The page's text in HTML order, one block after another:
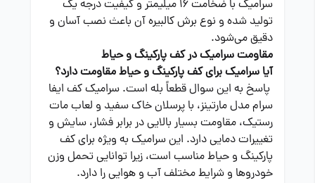
سرامیک با ضخامت 16 میلیمتر و کیفیت درجه یک
تولید شده و نوع برش کالبیره آن باعث نصب آسان و
دقیق می‌شود.
مقاومت سرامیک در کف پارکینگ و حیاط
آیا سرامیک برای کف پارکینگ و حیاط مقاومت دارد؟
پاسخ به این سوال قطعاً بله است. سرامیک کف ایفا
سرام مدل مارتینز، با پرسلان خاک سفید و لعاب مات
رستیک، مقاومت بسیار بالایی در برابر فشار، سایش و
تغییرات دمایی دارد. این سرامیک به ویژه برای کف
پارکینگ و حیاط مناسب است، زیرا توانایی تحمل وزن
خودروها و شرایط مختلف آب و هوایی را دارد.